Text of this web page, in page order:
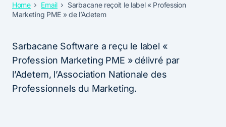
Home Email
Sarbacane reçoit le label « Profession
Marketing PME » de l’Adetem
Sarbacane Software a reçu le label «
Profession Marketing PME » délivré par
l’Adetem, l’Association Nationale des
Professionnels du Marketing.